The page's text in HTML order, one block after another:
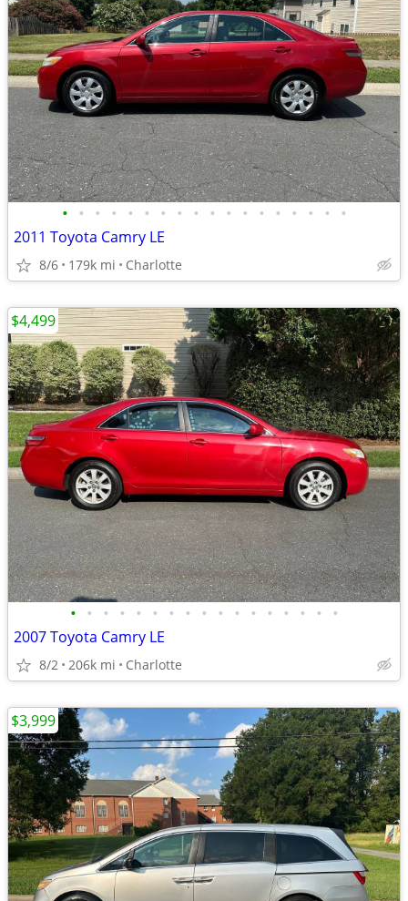
• • • • • • • • • • • • • • • • • •
2011 Toyota Camry LE
8/6 179k mi Charlotte
• • • • • • • • • • • • • • • • •
2007 Toyota Camry LE
8/2 206k mi Charlotte
$4,499
$3,999